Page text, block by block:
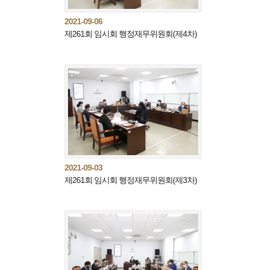
2021-09-06
제261회 임시회 행정재무위원회(제4차)
2021-09-03
제261회 임시회 행정재무위원회(제3차)